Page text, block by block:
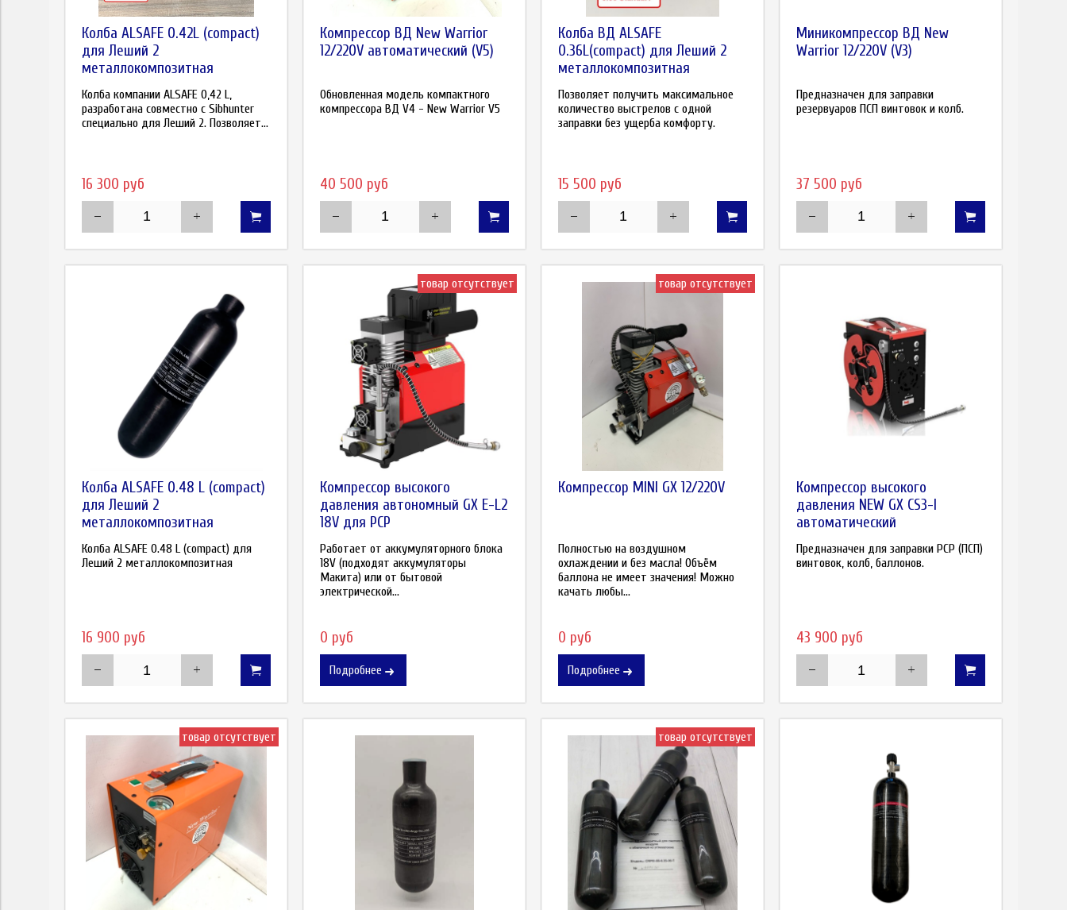
Колба ALSAFE 0.42L (compact)
для Леший 2
металлокомпозитная
Колба компании ALSAFE 0,42 L,
разработана совместно с Sibhunter
специально для Леший 2. Позволяет...
16 300 руб
Компрессор ВД New Warrior
12/220V автоматический (V5)
Обновленная модель компактного
компрессора ВД V4 - New Warrior V5
40 500 руб
Колба ВД ALSAFE
0.36L(compact) для Леший 2
металлокомпозитная
Позволяет получить максимальное
количество выстрелов с одной
заправки без ущерба комфорту.
15 500 руб
Миникомпрессор ВД New
Warrior 12/220V (V3)
Предназначен для заправки
резервуаров ПСП винтовок и колб.
37 500 руб
Колба ALSAFE 0.48 L (compact)
для Леший 2
металлокомпозитная
Колба ALSAFE 0.48 L (compact) для
Леший 2 металлокомпозитная
16 900 руб
товар отсутствует
Компрессор высокого
давления автономный GX E-L2
18V для PCP
Работает от аккумуляторного блока
18V (подходят аккумуляторы
Макита) или от бытовой
электрической...
0 руб
Подробнее
товар отсутствует
Компрессор MINI GX 12/220V
Полностью на воздушном
охлаждении и без масла! Объём
баллона не имеет значения! Можно
качать любы...
0 руб
Подробнее
Компрессор высокого
давления NEW GX CS3-I
автоматический
Предназначен для заправки PCP (ПСП)
винтовок, колб, баллонов.
43 900 руб
товар отсутствует товар отсутствует